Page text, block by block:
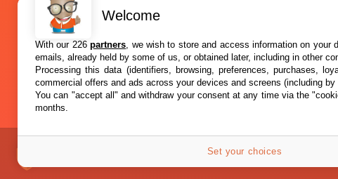
Confidentialité © 2012-2026
Welcome
With our 226partners, we wish to store and access information on your
emails, already held by some of us, or obtained later, including in other
Processing this data (identifiers, browsing, preferences, purchases,
commercial offers and ads across your devices and screens (including
You can "accept all" and withdraw your consent at any time via the
months.
Set your choices